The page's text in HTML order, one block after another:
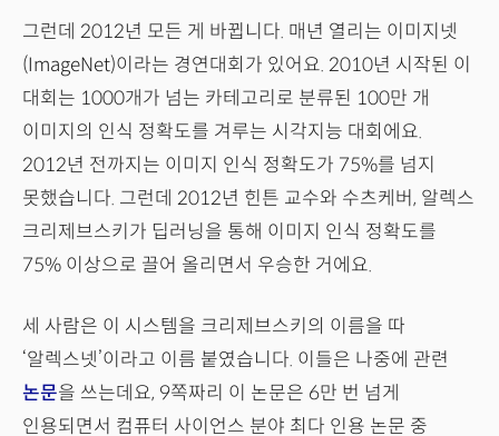
그런데 2012년 모든 게 바뀝니다. 매년 열리는 이미지넷
(ImageNet)이라는 경연대회가 있어요. 2010년 시작된 이
대회는 1000개가 넘는 카테고리로 분류된 100만 개
이미지의 인식 정확도를 겨루는 시각지능 대회에요.
2012년 전까지는 이미지 인식 정확도가 75%를 넘지
못했습니다. 그런데 2012년 힌튼 교수와 수츠케버, 알렉스
크리제브스키가 딥러닝을 통해 이미지 인식 정확도를
75% 이상으로 끌어 올리면서 우승한 거에요.
세 사람은 이 시스템을 크리제브스키의 이름을 따
‘알렉스넷’이라고 이름 붙였습니다. 이들은 나중에 관련
논문을 쓰는데요, 9쪽짜리 이 논문은 6만 번 넘게
인용되면서 컴퓨터 사이언스 분야 최다 인용 논문 중